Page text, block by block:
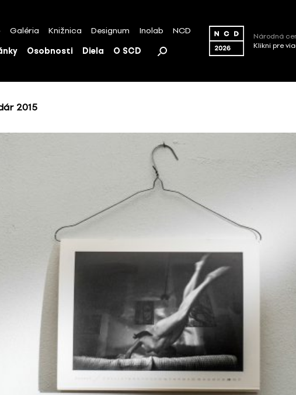
Galéria Knižnica Designum Inolab NCD
Osobnosti Diela O SCD
Národná
Klikni pre
2015